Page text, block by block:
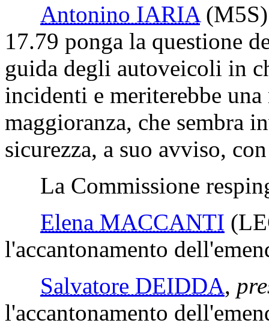
Antonino IARIA (M5S)
17.79 ponga la questione
guida degli autoveicoli in
incidenti e meriterebbe
maggioranza, che sembra
sicurezza, a suo avviso,
La Commissione
Elena MACCANTI
l'accantonamento
Salvatore DEIDDA,
l'accantonamento